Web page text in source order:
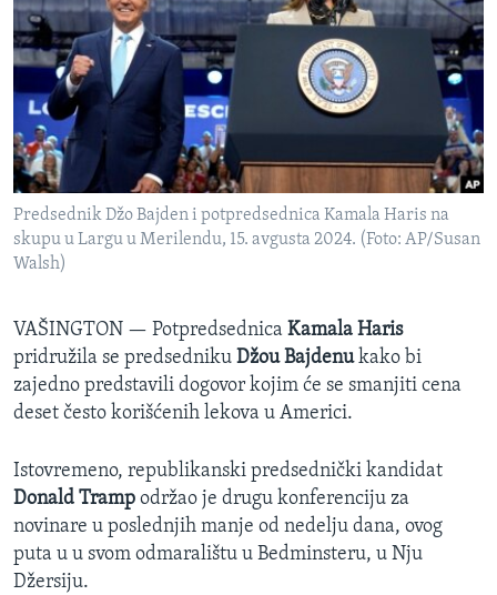
DRUŠTVO
SPORT
INTERVJU
Predsednik Džo Bajden i potpredsednica Kamala Haris na
skupu u Largu u Merilendu, 15. avgusta 2024. (Foto: AP/Susan
Walsh)
VAŠINGTON — Potpredsednica Kamala Haris
pridružila se predsedniku Džou Bajdenukako bi
zajedno predstavili dogovor kojim će se smanjiti cena
deset često korišćenih lekova u Americi.
Istovremeno, republikanski predsednički kandidat
Donald Tramp održao je drugu konferenciju za
novinare u poslednjih manje od nedelju dana, ovog
puta u u svom odmaralištu u Bedminsteru, u Nju
Džersiju.